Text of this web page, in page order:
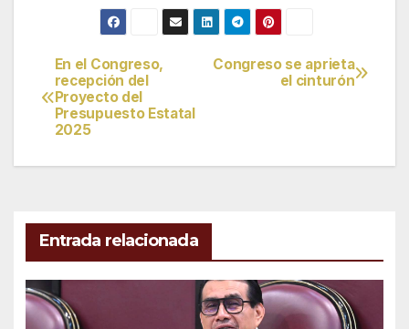
Navegación
de
Congreso se aprieta
el cinturón
En el Congreso,
recepción del
Proyecto del
Presupuesto Estatal
2025
Entrada relacionada